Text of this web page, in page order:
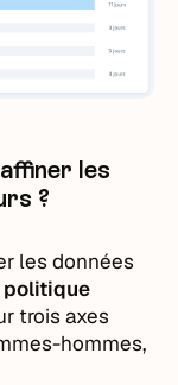
les
?
les données
politique
trois axes
hommes,